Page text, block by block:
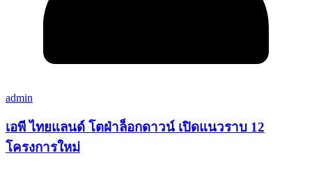
admin
เอพี ไทยแลนด์ โตฝ่าล็อกดาวน์ เปิดแนวราบ 12
โครงการใหม่